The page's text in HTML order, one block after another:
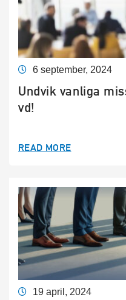
6 september, 2024
Undvik vanliga
vd!
READ MORE
19 april, 2024